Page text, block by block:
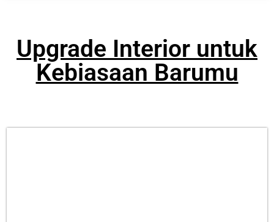
Upgrade Interior untuk
Kebiasaan Barumu